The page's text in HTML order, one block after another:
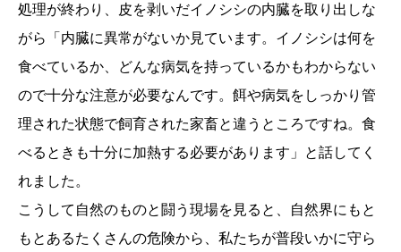
処理が終わり、皮を剥いだイノシシの内臓を取り出しな
がら「内臓に異常がないか見ています。イノシシは何を
食べているか、どんな病気を持っているかもわからない
ので十分な注意が必要なんです。餌や病気をしっかり管
理された状態で飼育された家畜と違うところですね。食
べるときも十分に加熱する必要があります」と話してく
れました。
こうして自然のものと闘う現場を見ると、自然界にもと
もとあるたくさんの危険から、私たちが普段いかに守ら